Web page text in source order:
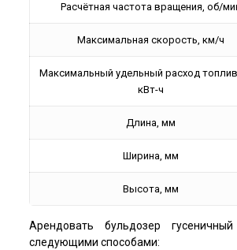
Расчётная частота вращения, об/
Максимальная скорость, км/ч
Максимальный удельный расход
кВт-ч
Длина, мм
Ширина, мм
Высота, мм
Арендовать бульдозер
следующими способами: